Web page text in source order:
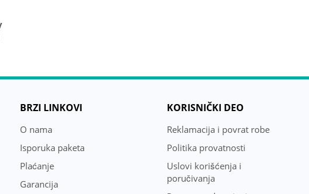
BRZI LINKOVI
O nama
Isporuka paketa
Plaćanje
Garancija
KORISNIČKI DEO
Reklamacija i povrat robe
Politika provatnosti
Uslovi korišćenja i
poručivanja